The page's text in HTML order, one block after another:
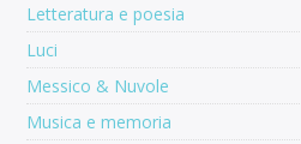
Letteratura e poesia
Luci
Messico & Nuvole
Musica e memoria